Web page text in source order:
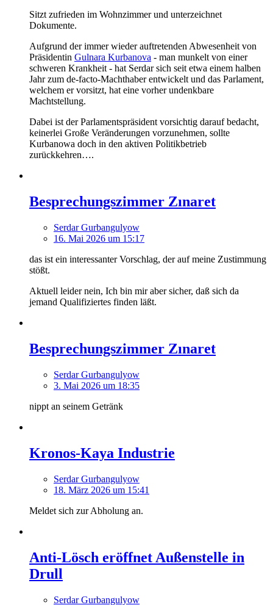
Sitzt zufrieden im Wohnzimmer und unterzeichnet
Dokumente.
Aufgrund der immer wieder auftretenden Abwesenheit von
Präsidentin Gulnara Kurbanova - man munkelt von einer
schweren Krankheit - hat Serdar sich seit etwa einem halben
Jahr zum de-facto-Machthaber entwickelt und das Parlament,
welchem er vorsitzt, hat eine vorher undenkbare
Machtstellung.
Dabei ist der Parlamentspräsident vorsichtig darauf bedacht,
keinerlei Große Veränderungen vorzunehmen, sollte
Kurbanowa doch in den aktiven Politikbetrieb
zurückkehren….
Besprechungszimmer Zınaret
Serdar Gurbangulyow
16. Mai 2026 um 15:17
das ist ein interessanter Vorschlag, der auf meine Zustimmung
stößt.
Aktuell leider nein, Ich bin mir aber sicher, daß sich da
jemand Qualifiziertes finden läßt.
Besprechungszimmer Zınaret
Serdar Gurbangulyow
3. Mai 2026 um 18:35
nippt an seinem Getränk
Kronos-Kaya Industrie
Serdar Gurbangulyow
18. März 2026 um 15:41
Meldet sich zur Abholung an.
Anti-Lösch eröffnet Außenstelle in
Drull
Serdar Gurbangulyow